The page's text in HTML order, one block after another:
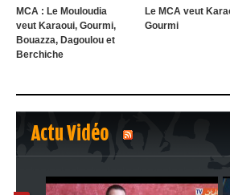
MCA : Le Mouloudia
veut Karaoui, Gourmi,
Bouazza, Dagoulou et
Berchiche
Le MCA veut
Gourmi
Actu Vidéo
1 2